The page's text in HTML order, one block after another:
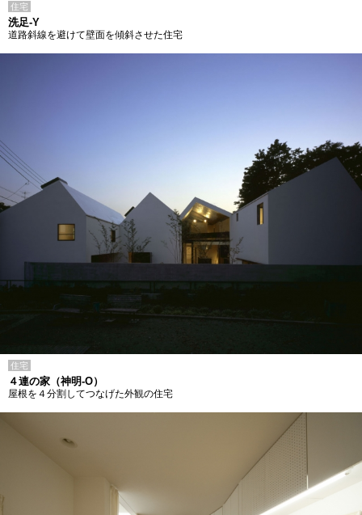
住宅
洗足-Y
道路斜線を避けて壁面を傾斜させた住宅
住宅
４連の家（神明-O）
屋根を４分割してつなげた外観の住宅